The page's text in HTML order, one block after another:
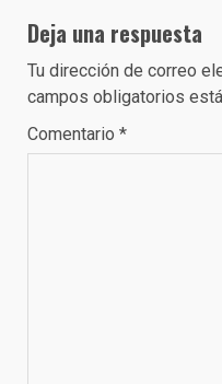
Deja una respuesta
Tu dirección de correo
campos obligatorios
Comentario *